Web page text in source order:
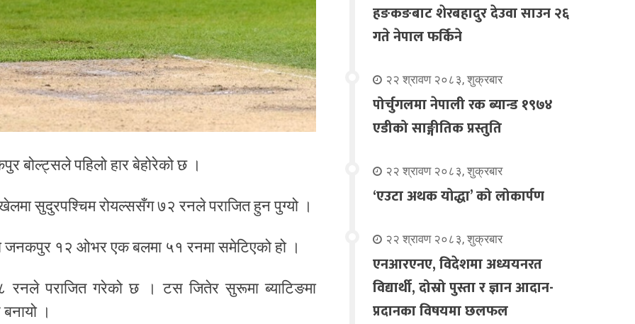
बोल्ट्सले पहिलो हार बेहोरेको छ ।
सुदुरपश्चिम रोयल्ससँग ७२ रनले पराजित हुन पुग्यो ।
जनकपुर १२ ओभर एक बलमा ५१ रनमा समेटिएको हो ।
रनले पराजित गरेको छ । टस जितेर सुरूमा ब्याटिङमा
।
हङकङबाट शेरबहादुर देउवा साउन २६
गते नेपाल फर्किने
२२ श्रावण २०८३, शुक्रबार
पोर्चुगलमा नेपाली रक ब्यान्ड १९७४
एडीको साङ्गीतिक प्रस्तुति
२२ श्रावण २०८३, शुक्रबार
‘एउटा अथक योद्धा’ को लोकार्पण
२२ श्रावण २०८३, शुक्रबार
एनआरएनए, विदेशमा अध्ययनरत
विद्यार्थी, दोस्रो पुस्ता र ज्ञान आदान-
प्रदानका विषयमा छलफल